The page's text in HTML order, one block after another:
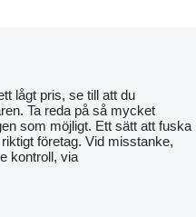
lågt pris, se till att du
Ta reda på så mycket
som möjligt. Ett sätt att fuska
företag. Vid misstanke,
kontroll, via